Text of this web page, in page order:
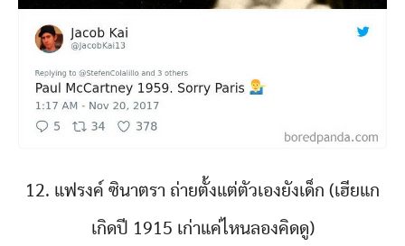
12. แฟรงค์ ซินาตรา ถ่ายตั้งแต่ตัวเองยังเด็ก (เฮียแก
เกิดปี 1915 เก่าแค่ไหนลองคิดดู)